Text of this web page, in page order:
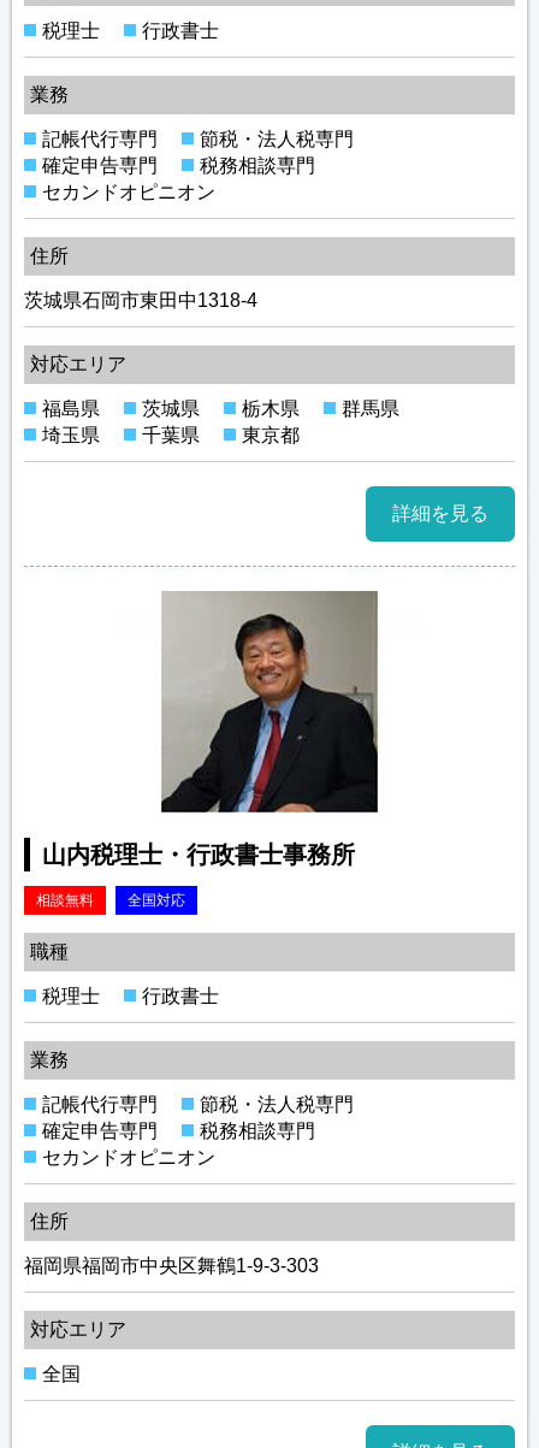
税理士 行政書士
業務
記帳代行専門
節税・法人税専門
確定申告専門
税務相談専門
セカンドオピニオン
住所
茨城県石岡市東田中1318-4
対応エリア
福島県 茨城県 栃木県
群馬県
埼玉県
千葉県 東京都
詳細を見る
山内税理士・行政書士事務所
相談無料 全国対応
職種
税理士 行政書士
業務
記帳代行専門
節税・法人税専門
確定申告専門
税務相談専門
セカンドオピニオン
住所
福岡県福岡市中央区舞鶴1-9-3-303
対応エリア
全国